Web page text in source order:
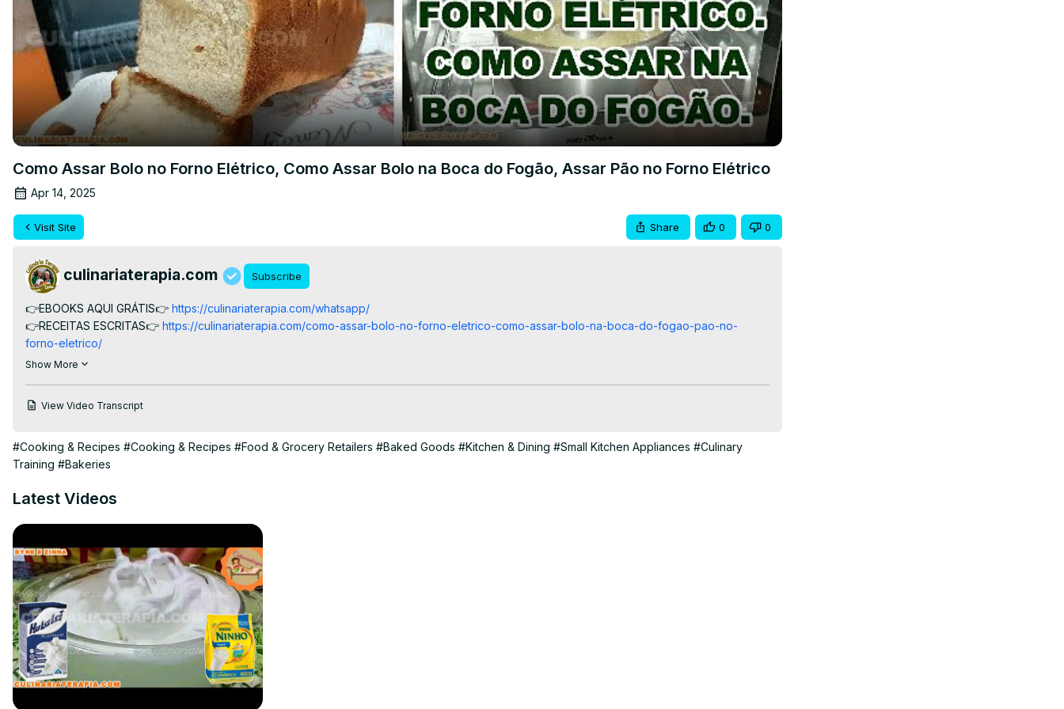
Como Assar Bolo no Forno Elétrico, Como Assar Bolo na Boca do Fogão, Assar Pão no Forno Elétrico
Apr 14, 2025
Visit Site Share 0 0
culinariaterapia.com Subscribe
👉EBOOKS AQUI GRÁTIS👉 https://culinariaterapia.com/whatsapp/
👉RECEITAS ESCRITAS👉 https://culinariaterapia.com/como-assar-bolo-no-forno-eletrico-como-assar-bolo-na-boca-do-fogao-pao-no-
forno-eletrico/
Aprenda de modo muito fácil e descomplicado Como Assar Bolo no Forno Elétrico, Como Assar Bolo na Boca do Fogão, Pão no Forno Elétrico
Show More
View Video Transcript
#Cooking & Recipes #Cooking & Recipes #Food & Grocery Retailers #Baked Goods #Kitchen & Dining #Small Kitchen Appliances #Culinary
Training #Bakeries
Latest Videos